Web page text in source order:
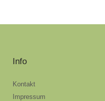
Info
Kontakt
Impressum